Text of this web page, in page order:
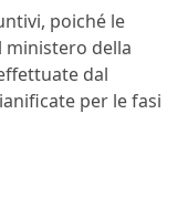
poiché le
ministero della
dal
per le fasi